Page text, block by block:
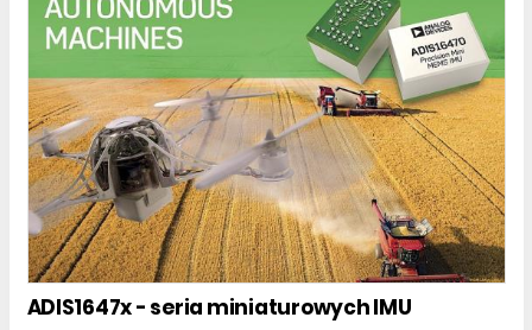
ADIS1647x - seria miniaturowych IMU